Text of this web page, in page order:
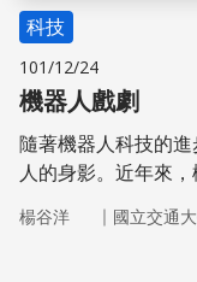
科技
101/12/24
機器人戲劇
隨著機器人科技的
人的身影。近年來
楊谷洋 ｜